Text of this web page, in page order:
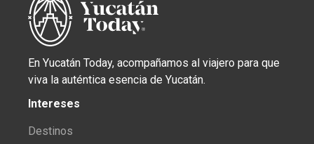
En Yucatán Today, acompañamos al viajero para que
viva la auténtica esencia de Yucatán.
Intereses
Destinos